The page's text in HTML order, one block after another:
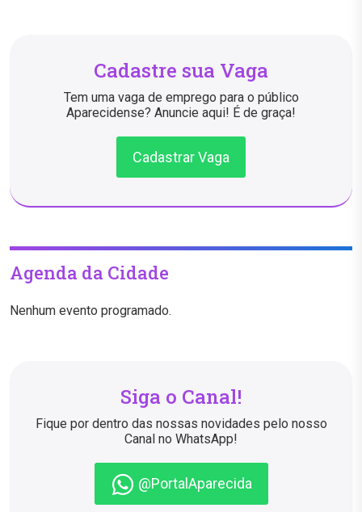
Cadastre sua Vaga
Tem uma vaga de emprego para o público
Aparecidense? Anuncie aqui! É de graça!
Cadastrar Vaga
Agenda da Cidade
Nenhum evento programado.
Siga o Canal!
Fique por dentro das nossas novidades pelo nosso
Canal no WhatsApp!
@PortalAparecida